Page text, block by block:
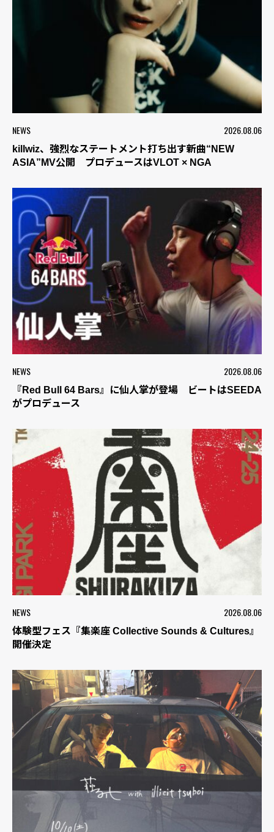
NEWS 2026.08.06
killwiz、強烈なステートメント打ち出す新曲“NEW
ASIA”MV公開 プロデュースはVLOT × NGA
NEWS 2026.08.06
『Red Bull 64 Bars』に仙人掌が登場 ビートはSEEDA
がプロデュース
NEWS 2026.08.06
体験型フェス『集楽座 Collective Sounds & Cultures』
開催決定